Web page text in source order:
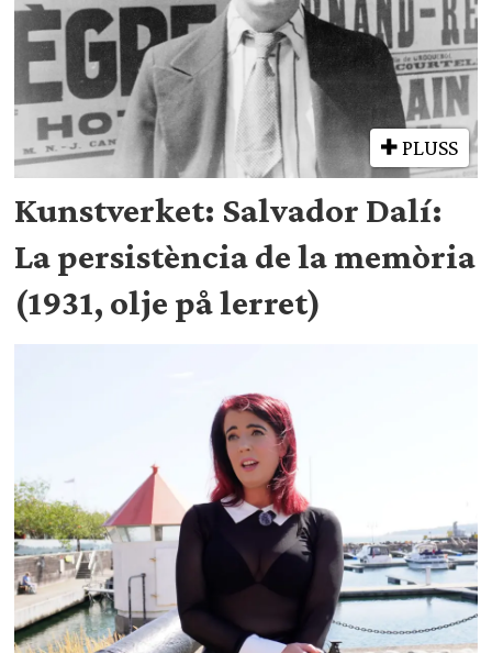
PLUSS
Kunstverket: Salvador Dalí:
La persistència de la memòria
(1931, olje på lerret)